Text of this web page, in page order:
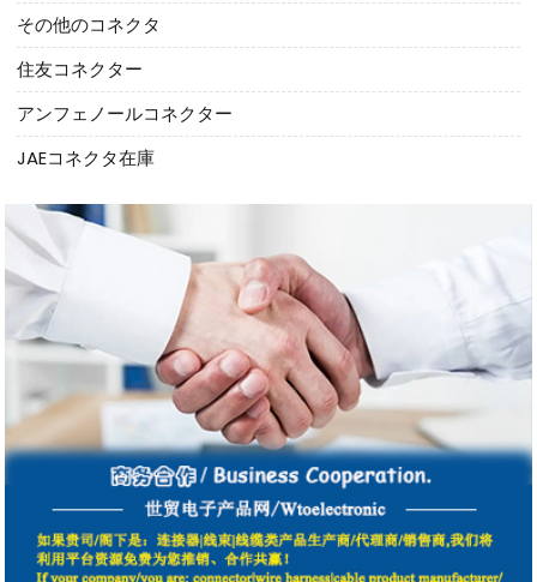
その他のコネクタ
住友コネクター
アンフェノールコネクター
JAEコネクタ在庫